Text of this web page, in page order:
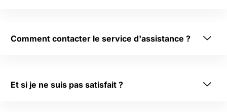
Comment contacter le service d'assistance ?
Et si je ne suis pas satisfait ?